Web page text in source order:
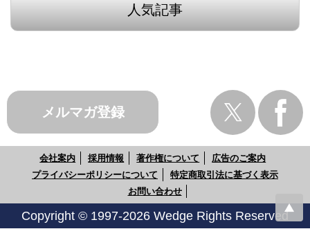
人気記事
メルマガ登録
会社案内 採用情報 著作権について
広告のご案内
プライバシーポリシーについて
特定商取引法に基づく表示
お問い合わせ
Copyright © 1997-2026 Wedge Rights Reserved